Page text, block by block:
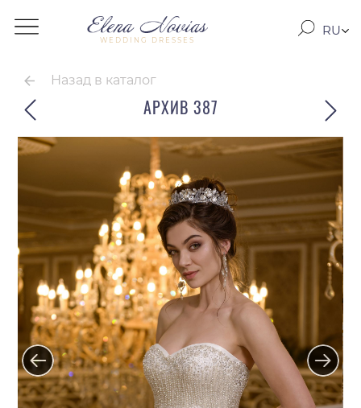
WEDDING DRESSES
RU
Назад в каталог
АРХИВ 387